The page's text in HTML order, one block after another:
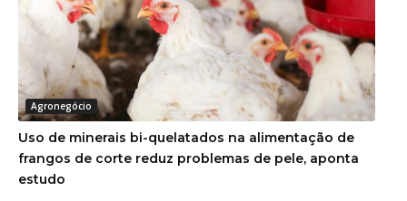
Agronegócio
Uso de minerais bi-quelatados na alimentação de
frangos de corte reduz problemas de pele, aponta
estudo